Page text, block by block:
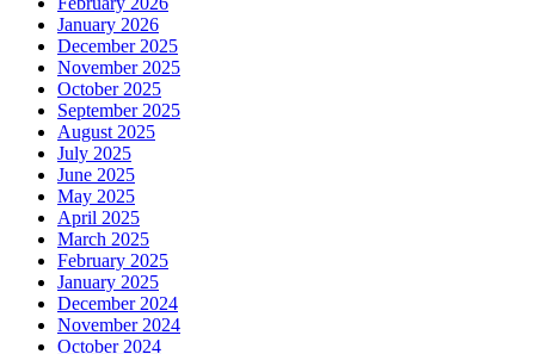
January 2026
December 2025
November 2025
October 2025
September 2025
August 2025
July 2025
June 2025
May 2025
April 2025
March 2025
February 2025
January 2025
December 2024
November 2024
October 2024